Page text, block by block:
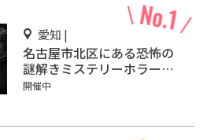
愛知 |
名古屋市北区にある恐怖の
謎解きミステリーホラー
「エモい家」あなたは行き
開催中